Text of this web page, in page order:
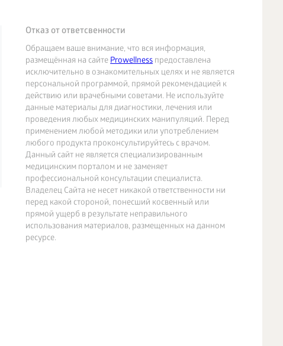
Отказ от ответсвенности
Обращаем ваше внимание, что вся информация,
размещённая на сайтеProwellnessпредоставлена
исключительно в ознакомительных целях и не является
персональной программой, прямой рекомендацией к
действию или врачебными советами. Не используйте
данные материалы для диагностики, лечения или
проведения любых медицинских манипуляций. Перед
применением любой методики или употреблением
любого продукта проконсультируйтесь с врачом.
Данный сайт не является специализированным
медицинским порталом и не заменяет
профессиональной консультации специалиста.
Владелец Сайта не несет никакой ответственности ни
перед какой стороной, понесший косвенный или
прямой ущерб в результате неправильного
использования материалов, размещенных на данном
ресурсе.